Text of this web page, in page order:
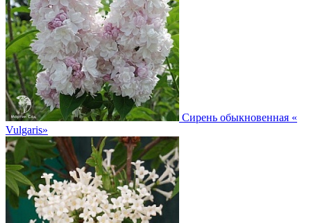
Сирень обыкновенная «
Vulgaris»